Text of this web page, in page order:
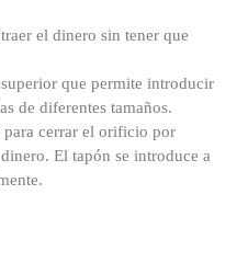
el dinero sin tener que
que permite introducir
de diferentes tamaños.
para cerrar el orificio por
El tapón se introduce a